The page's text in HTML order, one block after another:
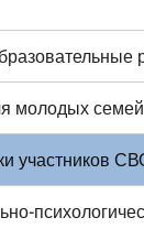
молодых семей
участников